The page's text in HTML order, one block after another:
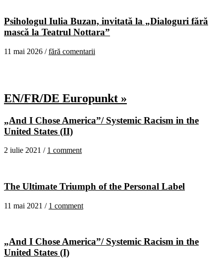
Psihologul Iulia Buzan, invitată la „Dialoguri fără
mască la Teatrul Nottara”
11 mai 2026 /fără comentarii
EN/FR/DE Europunkt »
„And I Chose America”/ Systemic Racism in the
United States (II)
2 iulie 2021 / 1 comment
The Ultimate Triumph of the Personal Label
11 mai 2021 / 1 comment
„And I Chose America”/ Systemic Racism in the
United States (I)